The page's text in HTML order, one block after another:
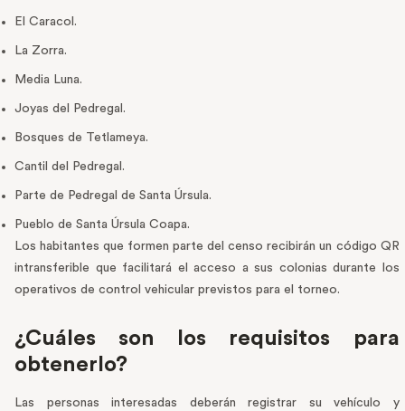
El Caracol.
La Zorra.
Media Luna.
Joyas del Pedregal.
Bosques de Tetlameya.
Cantil del Pedregal.
Parte de Pedregal de Santa Úrsula.
Pueblo de Santa Úrsula Coapa.
Los habitantes que formen parte del censo recibirán un código QR
intransferible que facilitará el acceso a sus colonias durante los
operativos de control vehicular previstos para el torneo.
¿Cuáles son los requisitos para
obtenerlo?
Las personas interesadas deberán registrar su vehículo y